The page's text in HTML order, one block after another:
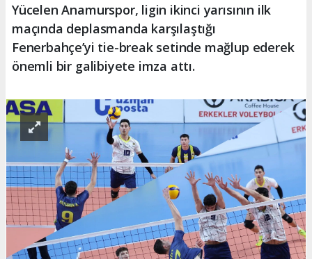
Yücelen Anamurspor, ligin ikinci yarısının ilk
maçında deplasmanda karşılaştığı
Fenerbahçe’yi tie-break setinde mağlup ederek
önemli bir galibiyete imza attı.